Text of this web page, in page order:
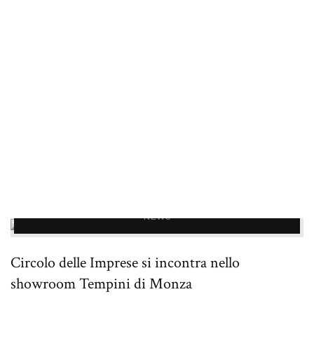
NEWS
Circolo delle Imprese si incontra nello
showroom Tempini di Monza